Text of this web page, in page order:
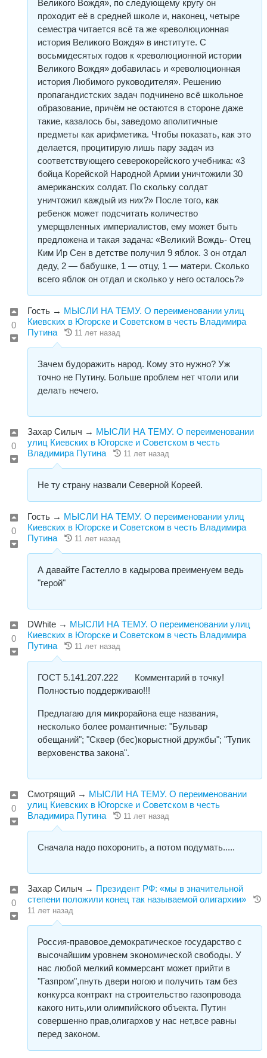
Великого Вождя», по следующему кругу он
проходит её в средней школе и, наконец, четыре
семестра читается всё та же «революционная
история Великого Вождя» в институте. С
восьмидесятых годов к «революционной истории
Великого Вождя» добавилась и «революционная
история Любимого руководителя». Решению
пропагандистских задач подчинено всё школьное
образование, причём не остаются в стороне даже
такие, казалось бы, заведомо аполитичные
предметы как арифметика. Чтобы показать, как это
делается, процитирую лишь пару задач из
соответствующего северокорейского учебника: «3
бойца Корейской Народной Армии уничтожили 30
американских солдат. По скольку солдат
уничтожил каждый из них?» После того, как
ребенок может подсчитать количество
умерщвленных империалистов, ему может быть
предложена и такая задача: «Великий Вождь- Отец
Ким Ир Сен в детстве получил 9 яблок. 3 он отдал
деду, 2 — бабушке, 1 — отцу, 1 — матери. Сколько
всего яблок он отдал и сколько у него осталось?»
0
Гость → МЫСЛИ НА ТЕМУ. О переименовании улиц
Киевских в Югорске и Советском в честь Владимира
Путина
11 лет назад
Зачем будоражить народ. Кому это нужно? Уж
точно не Путину. Больше проблем нет чтоли или
делать нечего.
0
Захар Силыч → МЫСЛИ НА ТЕМУ. О переименовании
улиц Киевских в Югорске и Советском в честь
Владимира Путина
11 лет назад
Не ту страну назвали Северной Кореей.
0
Гость → МЫСЛИ НА ТЕМУ. О переименовании улиц
Киевских в Югорске и Советском в честь Владимира
Путина
11 лет назад
А давайте Гастелло в кадырова преименуем ведь
"герой"
0
DWhite → МЫСЛИ НА ТЕМУ. О переименовании улиц
Киевских в Югорске и Советском в честь Владимира
Путина
11 лет назад
ГОСТ 5.141.207.222 Комментарий в точку!
Полностью поддерживаю!!!
Предлагаю для микрорайона еще названия,
несколько более романтичные: "Бульвар
обещаний"; "Сквер (бес)корыстной дружбы"; "Тупик
верховенства закона".
0
Смотрящий → МЫСЛИ НА ТЕМУ. О переименовании
улиц Киевских в Югорске и Советском в честь
Владимира Путина
11 лет назад
Сначала надо похоронить, а потом подумать.....
0
Захар Силыч → Президент РФ: «мы в значительной
степени положили конец так называемой олигархии»
11 лет назад
Россия-правовое,демократическое государство с
высочайшим уровнем экономической свободы. У
нас любой мелкий коммерсант может прийти в
"Газпром",пнуть двери ногою и получить там без
конкурса контракт на строительство газопровода
какого нить,или олимпийского объекта. Путин
совершенно прав,олигархов у нас нет,все равны
перед законом.